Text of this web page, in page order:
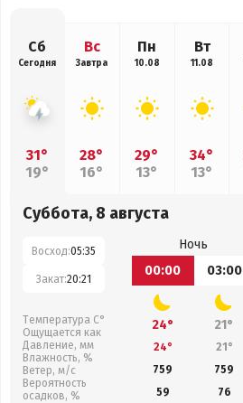
Сб
Сегодня
31°
19°
Вс
Завтра
28°
16°
Пн
10.08
29°
13°
Вт
11.08
34°
13°
Суббота, 8 августа
Восход:05:35
Закат:20:21
Температура С°
Ощущается как
Давление, мм
Влажность, %
Ветер, м/с
Вероятность
осадков, %
Ночь
00:00
03:00
24° 21°
24° 21°
759
759
59
76